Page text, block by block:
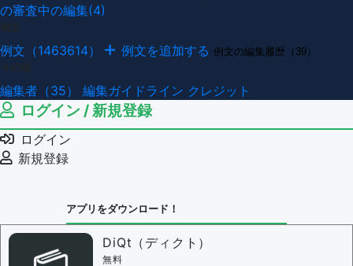
の審査中の編集(4)
例文（1463614） 例文を追加する 例文の編集履歴（39）
編集者（35） 編集ガイドライン クレジット
ログイン / 新規登録
ログイン
新規登録
アプリをダウンロード！
DiQt（ディクト）
無料